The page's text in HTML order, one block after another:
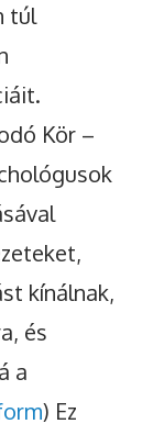
túl
Kör –
kínálnak,
és
a
) Ez